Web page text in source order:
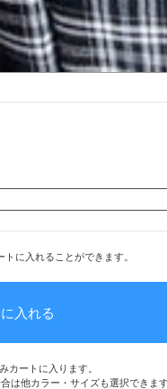
に入れることができます。
入れる
カートに入ります。
は他カラー・サイズも選択できま